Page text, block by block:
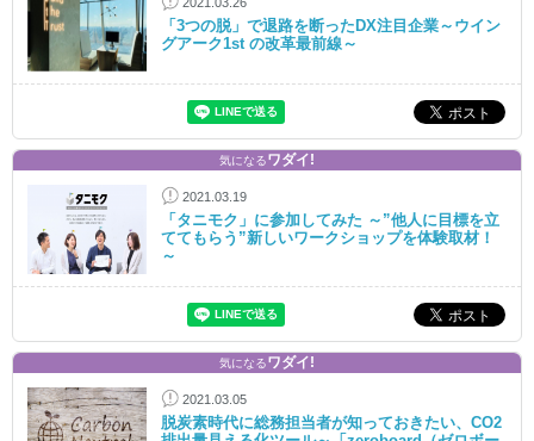
「3つの脱」で退路を断ったDX注目企業～ウイン
グアーク1st の改革最前線～
気になるワダイ!
2021.03.19
「タニモク」に参加してみた ～”他人に目標を立
ててもらう”新しいワークショップを体験取材！
～
気になるワダイ!
2021.03.05
脱炭素時代に総務担当者が知っておきたい、CO2